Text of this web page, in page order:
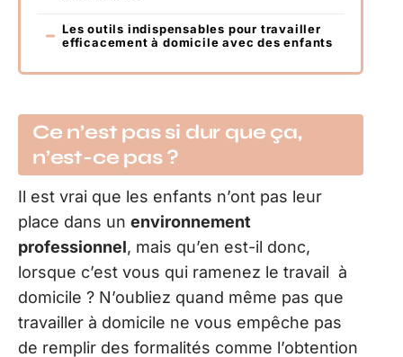
Les outils indispensables pour travailler
efficacement à domicile avec des enfants
Ce n’est pas si dur que ça,
n’est-ce pas ?
Il est vrai que les enfants n’ont pas leur
place dans un environnement
professionnel, mais qu’en est-il donc,
lorsque c’est vous qui ramenez le travail à
domicile ? N’oubliez quand même pas que
travailler à domicile ne vous empêche pas
de remplir des formalités comme l’obtention